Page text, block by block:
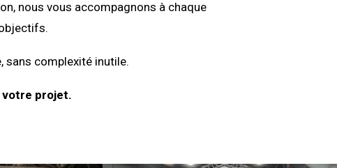
nous vous accompagnons à chaque
sans complexité inutile.
votre projet.